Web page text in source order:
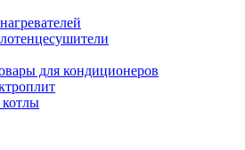
для кондиционеров